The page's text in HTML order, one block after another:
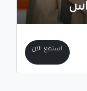
استمع الآن